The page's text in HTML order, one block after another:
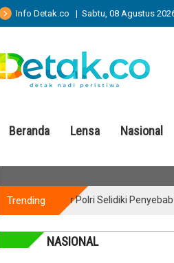
Info Detak.co | Sabtu, 08 Agustus
Beranda Lensa Nasional
Trending
Puslabfor Polri Selidiki Penyebab
NASIONAL